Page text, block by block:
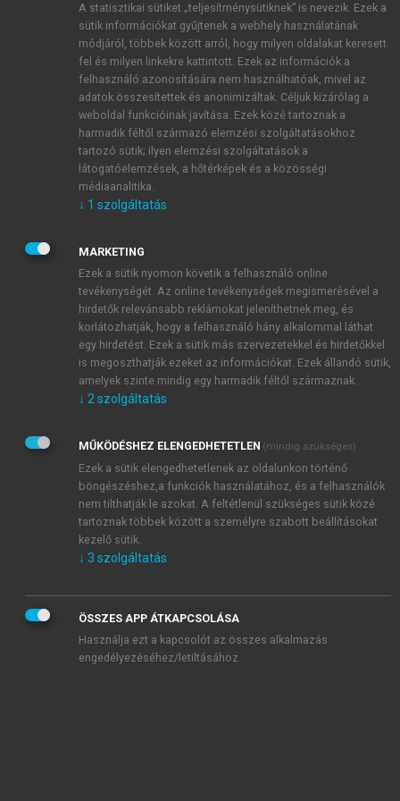
ÚJ FIÓK LÉTREHOZÁSA
1 óra díjmentes hozzáférés
E-MAIL-CÍM
JELSZÓ
JELSZÓ ÚJRA
Kérek értesítést a MeRSZ újdonságairól, akcióiról.
Kérek értesítést az Akadémiai Kiadó Zrt. újdonságairól,
Adatkezelési tájékoztatóbanfoglaltakat tudomásul
veszem és elfogadom.
Általános vásárlási feltételeket, valamint a szotar.netés a
mersz.huoldalak licencszerződéseiben foglaltakat
tudomásul veszem és elfogadom.
KIPRÓBÁLOM
A statisztikai sütiket „teljesítménysütiknek” is nevezik. Ezek a
sütik információkat gyűjtenek a webhely használatának
módjáról, többek között arról, hogy milyen oldalakat keresett
fel és milyen linkekre kattintott. Ezek az információk a
felhasználó azonosítására nem használhatóak, mivel az
adatok összesítettek és anonimizáltak. Céljuk kizárólag a
weboldal funkcióinak javítása. Ezek közé tartoznak a
harmadik féltől származó elemzési szolgáltatásokhoz
tartozó sütik; ilyen elemzési szolgáltatások a
látogatóelemzések, a hőtérképek és a közösségi
médiaanalitika.
↓ 1 szolgáltatás
MARKETING
Ezek a sütik nyomon követik a felhasználó online
tevékenységét. Az online tevékenységek megismerésével a
hirdetők relevánsabb reklámokat jeleníthetnek meg, és
korlátozhatják, hogy a felhasználó hány alkalommal láthat
egy hirdetést. Ezek a sütik más szervezetekkel és hirdetőkkel
is megoszthatják ezeket az információkat. Ezek állandó sütik,
amelyek szinte mindig egy harmadik féltől származnak.
↓ 2 szolgáltatás
MŰKÖDÉSHEZ ELENGEDHETETLEN (mindig szükséges)
Ezek a sütik elengedhetetlenek az oldalunkon történő
böngészéshez,a funkciók használatához, és a felhasználók
nem tilthatják le azokat. A feltétlenül szükséges sütik közé
tartoznak többek között a személyre szabott beállításokat
kezelő sütik.
↓ 3 szolgáltatás
ÖSSZES APP ÁTKAPCSOLÁSA
Használja ezt a kapcsolót az összes alkalmazás
engedélyezéséhez/letiltásához.